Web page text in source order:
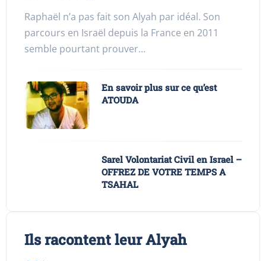
Raphaël n’a pas fait son Alyah par idéal. Son
parcours en Israël depuis la France en 2011
semble pourtant prouver…
En savoir plus sur ce qu’est
ATOUDA
Sarel Volontariat Civil en Israel –
OFFREZ DE VOTRE TEMPS A
TSAHAL
Ils racontent leur Alyah